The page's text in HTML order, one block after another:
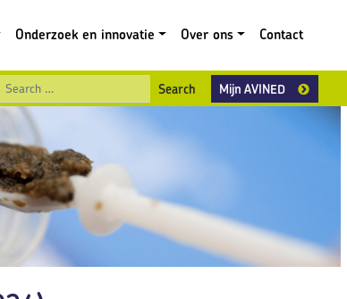
Onderzoek en innovatie Over ons Contact
Search
Mijn AVINED